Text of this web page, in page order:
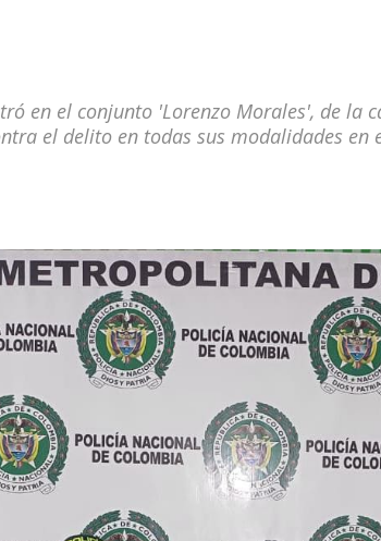
en el conjunto 'Lorenzo Morales', de la
el delito en todas sus modalidades en